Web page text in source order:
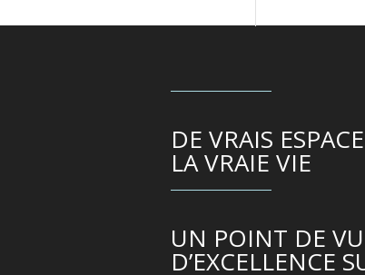
DE VRAIS
LA VRAIE VIE
UN POINT DE
D’EXCELLENCE